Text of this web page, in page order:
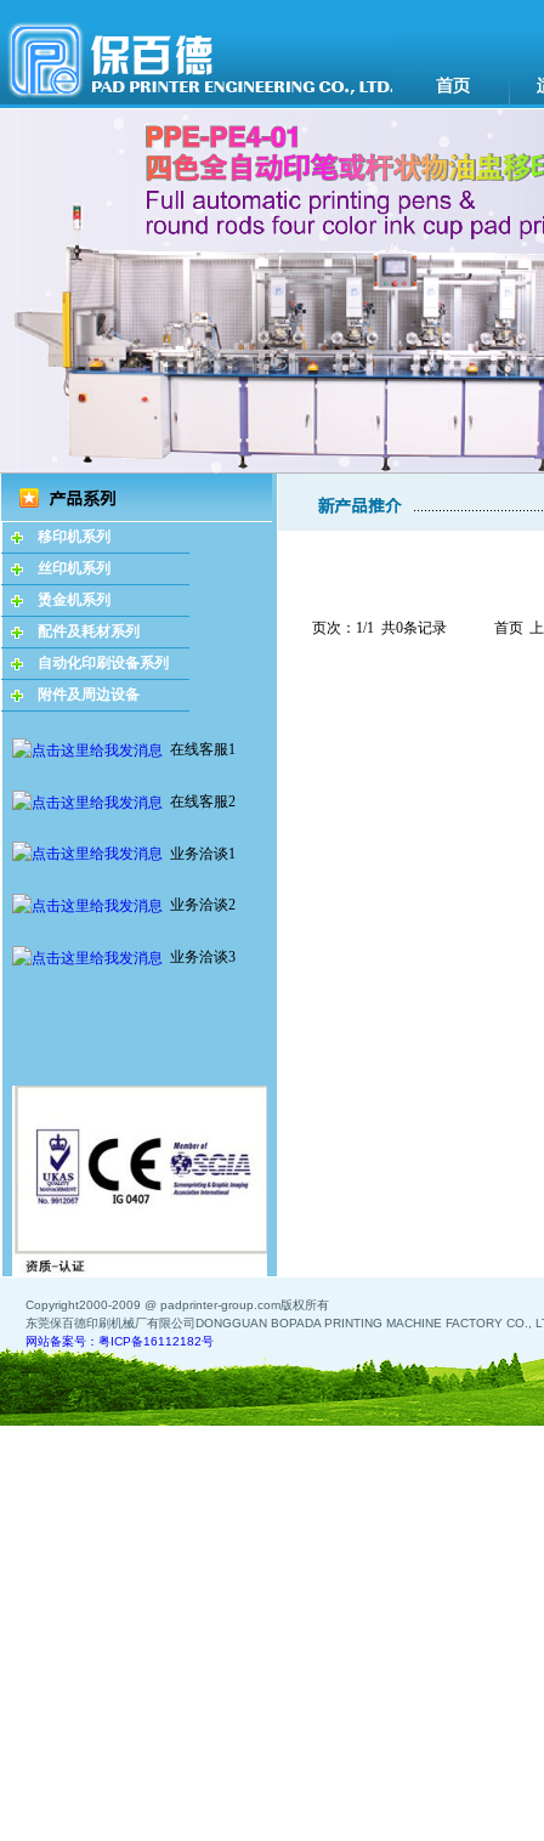
移印机系列
丝印机系列
烫金机系列
配件及耗材系列
自动化印刷设备系列
附件及周边设备
在线客服1
在线客服2
业务洽谈1
业务洽谈2
业务洽谈3
页次：1/1 共0条记录 首页
Copyright2000-2009 @ padprinter-group.com版权所有
东莞保百德印刷机械厂有限公司DONGGUAN BOPADA PRINTING MACHINE FACTORY CO.,
网站备案号：粤ICP备16112182号